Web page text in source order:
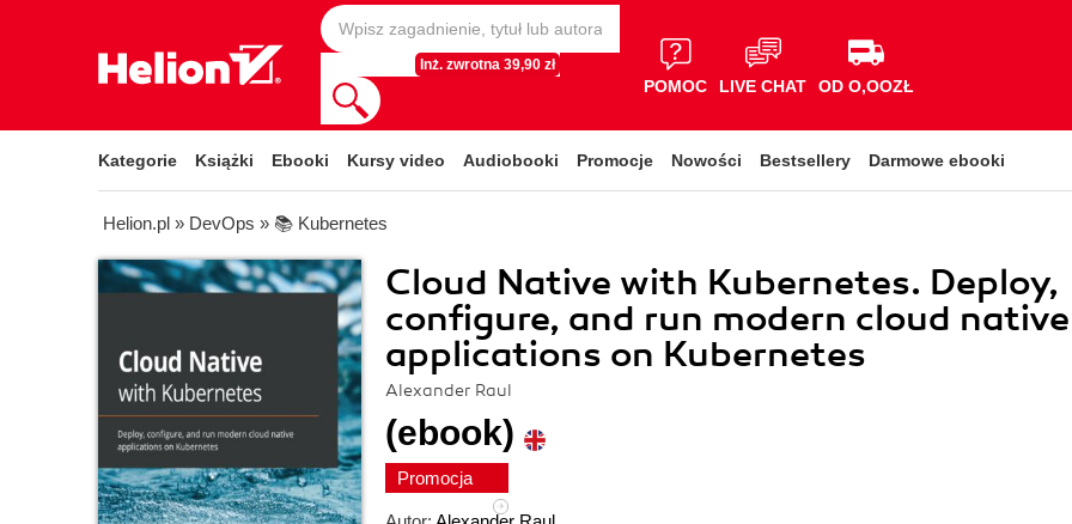
Inż. zwrotna 39,90 zł
POMOC LIVE CHAT OD O,OOZŁ
Kategorie Książki Ebooki Kursy video Audiobooki Promocje Nowości Bestsellery Darmowe ebooki
Helion.pl » DevOps » 📚 Kubernetes
Cloud Native with Kubernetes. Deploy,
configure, and run modern cloud native
applications on Kubernetes
Alexander Raul
(ebook)
Promocja